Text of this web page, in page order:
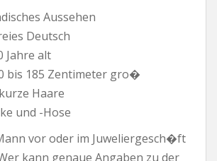
Aussehen
Deutsch
Jahre alt
bis 185 Zentimeter gro�
Haare
und -Hose
vor oder im Juweliergesch�ft
kann genaue Angaben zu der